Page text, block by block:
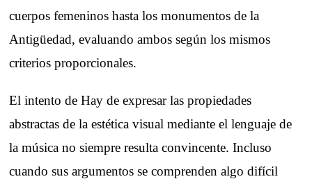
cuerpos femeninos hasta los monumentos de la
Antigüedad, evaluando ambos según los mismos
criterios proporcionales.
El intento de Hay de expresar las propiedades
abstractas de la estética visual mediante el lenguaje de
la música no siempre resulta convincente. Incluso
cuando sus argumentos se comprenden algo difícil